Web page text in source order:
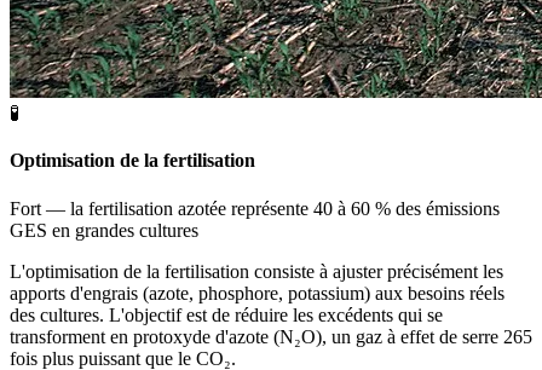
🧪
Optimisation de la fertilisation
Fort — la fertilisation azotée représente 40 à 60 % des émissions
GES en grandes cultures
L'optimisation de la fertilisation consiste à ajuster précisément les
apports d'engrais (azote, phosphore, potassium) aux besoins réels
des cultures. L'objectif est de réduire les excédents qui se
transforment en protoxyde d'azote (N₂O), un gaz à effet de serre 265
fois plus puissant que le CO₂.